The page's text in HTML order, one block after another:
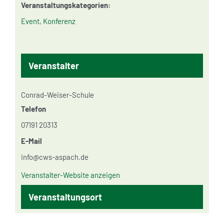
Veranstaltungskategorien:
Event, Konferenz
Veranstaltungsort
Veranstalter
Conrad-Weiser-Schule
Telefon
07191 20313
E-Mail
info@cws-aspach.de
Veranstalter-Website anzeigen